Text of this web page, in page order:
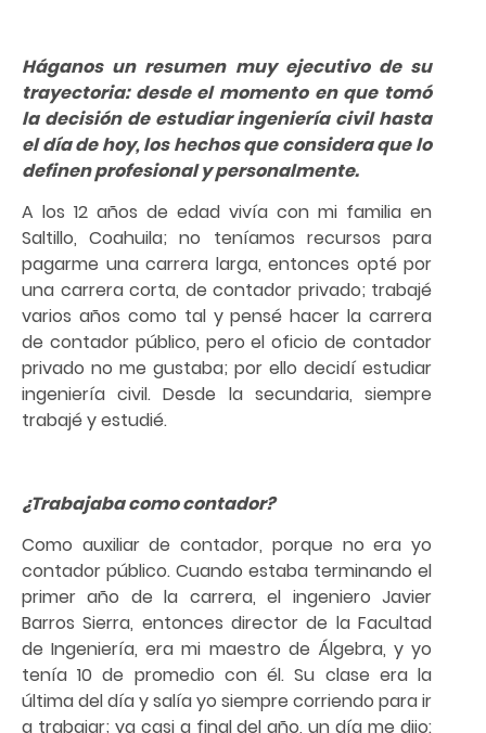
Háganos un resumen muy ejecutivo de su
trayectoria: desde el momento en que tomó
la decisión de estudiar ingeniería civil hasta
el día de hoy, los hechos que considera que lo
definen profesional y personalmente.
A los 12 años de edad vivía con mi familia en
Saltillo, Coahuila; no teníamos recursos para
pagarme una carrera larga, entonces opté por
una carrera corta, de contador privado; trabajé
varios años como tal y pensé hacer la carrera
de contador público, pero el oficio de contador
privado no me gustaba; por ello decidí estudiar
ingeniería civil. Desde la secundaria, siempre
trabajé y estudié.
¿Trabajaba como contador?
Como auxiliar de contador, porque no era yo
contador público. Cuando estaba terminando el
primer año de la carrera, el ingeniero Javier
Barros Sierra, entonces director de la Facultad
de Ingeniería, era mi maestro de Álgebra, y yo
tenía 10 de promedio con él. Su clase era la
última del día y salía yo siempre corriendo para ir
a trabajar; ya casi a final del año, un día me dijo: